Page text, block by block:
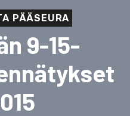
PÄÄSEURA
9-15-